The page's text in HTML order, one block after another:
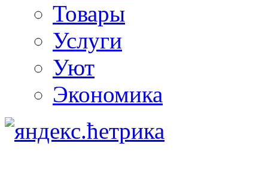
Товары
Услуги
Уют
Экономика